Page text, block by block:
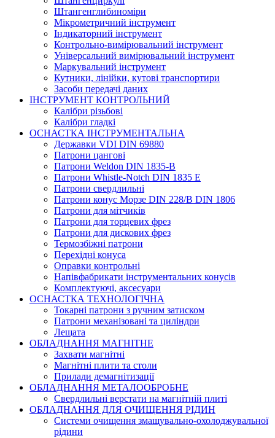
Штангенглибиноміри
Мікрометричний інструмент
Індикаторний інструмент
Контрольно-вимірювальний інструмент
Універсальний вимірювальний інструмент
Маркувальний інструмент
Кутники, лінійки, кутові транспортири
Засоби передачі даних
ІНСТРУМЕНТ КОНТРОЛЬНИЙ
Калібри різьбові
Калібри гладкі
ОСНАСТКА ІНСТРУМЕНТАЛЬНА
Державки VDI DIN 69880
Патрони цангові
Патрони Weldon DIN 1835-B
Патрони Whistle-Notch DIN 1835 E
Патрони свердлильні
Патрони конус Морзе DIN 228/B DIN 1806
Патрони для мітчиків
Патрони для торцевих фрез
Патрони для дискових фрез
Термозбіжні патрони
Перехідні конуса
Оправки контрольні
Напівфабрикати інструментальних конусів
Комплектуючі, аксесуари
ОСНАСТКА ТЕХНОЛОГІЧНА
Токарні патрони з ручним затиском
Патрони механізовані та циліндри
Лещата
ОБЛАДНАННЯ МАГНІТНЕ
Захвати магнітні
Магнітні плити та столи
Прилади демагнітизації
ОБЛАДНАННЯ МЕТАЛООБРОБНЕ
Свердлильні верстати на магнітній плиті
ОБЛАДНАННЯ ДЛЯ ОЧИЩЕННЯ РІДИН
Системи очищення змащувально-охолоджувальної
рідини